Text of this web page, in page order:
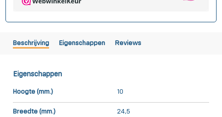
Beschrijving Eigenschappen Reviews
Eigenschappen
Hoogte (mm.) 10
Breedte (mm.) 24,5